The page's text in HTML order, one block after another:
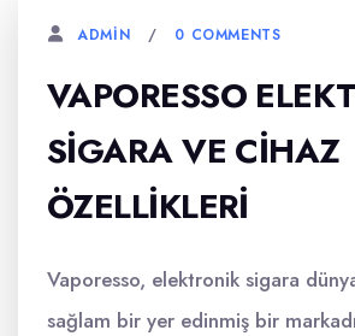
ADMIN 0 COMMENTS
VAPORESSO
SIGARA VE CIHAZ
ÖZELLIKLERI
Vaporesso, elektronik sigara
sağlam bir yer edinmiş bir